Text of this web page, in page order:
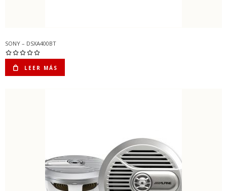
SONY – DSXA400BT
LEER MÁS